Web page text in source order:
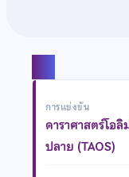
การแข่งขัน
ดาราศาสตร์โอ
ปลาย (TAOS)